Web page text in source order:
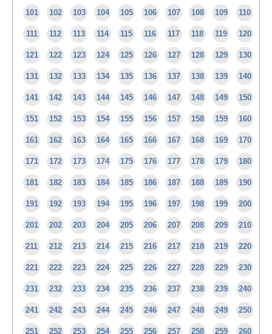
101 102 103 104 105 106 107 108 109 110
111 112 113 114 115 116 117 118 119 120
121 122 123 124 125 126 127 128 129 130
131 132 133 134 135 136 137 138 139 140
141 142 143 144 145 146 147 148 149 150
151 152 153 154 155 156 157 158 159 160
161 162 163 164 165 166 167 168 169 170
171 172 173 174 175 176 177 178 179 180
181 182 183 184 185 186 187 188 189 190
191 192 193 194 195 196 197 198 199 200
201 202 203 204 205 206 207 208 209 210
211 212 213 214 215 216 217 218 219 220
221 222 223 224 225 226 227 228 229 230
231 232 233 234 235 236 237 238 239 240
241 242 243 244 245 246 247 248 249 250
251 252 253 254 255 256 257 258 259 260